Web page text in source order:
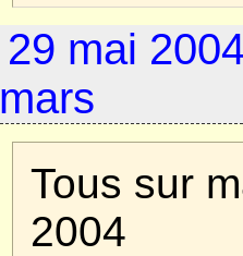
29 mai
mars
Tous sur
2004